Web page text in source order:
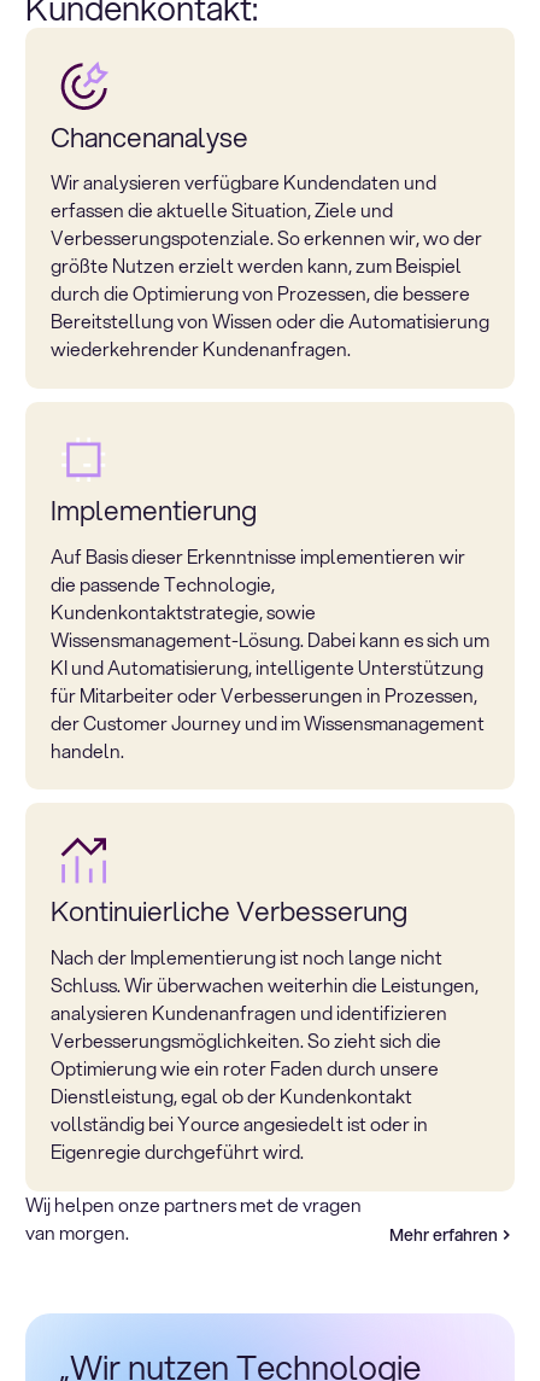
Chancenanalyse
Wir analysieren verfügbare Kundendaten und
erfassen die aktuelle Situation, Ziele und
Verbesserungspotenziale. So erkennen wir, wo der
größte Nutzen erzielt werden kann, zum Beispiel
durch die Optimierung von Prozessen, die bessere
Bereitstellung von Wissen oder die Automatisierung
wiederkehrender Kundenanfragen.
Implementierung
Auf Basis dieser Erkenntnisse implementieren wir
die passende Technologie,
Kundenkontaktstrategie, sowie
Wissensmanagement-Lösung. Dabei kann es sich um
KI und Automatisierung, intelligente Unterstützung
für Mitarbeiter oder Verbesserungen in Prozessen,
der Customer Journey und im Wissensmanagement
handeln.
Kontinuierliche Verbesserung
Nach der Implementierung ist noch lange nicht
Schluss. Wir überwachen weiterhin die Leistungen,
analysieren Kundenanfragen und identifizieren
Verbesserungsmöglichkeiten. So zieht sich die
Optimierung wie ein roter Faden durch unsere
Dienstleistung, egal ob der Kundenkontakt
vollständig bei Yource angesiedelt ist oder in
Eigenregie durchgeführt wird.
Wij helpen onze partners met de vragen
van morgen.
Mehr erfahren
„Wir nutzen Technologie